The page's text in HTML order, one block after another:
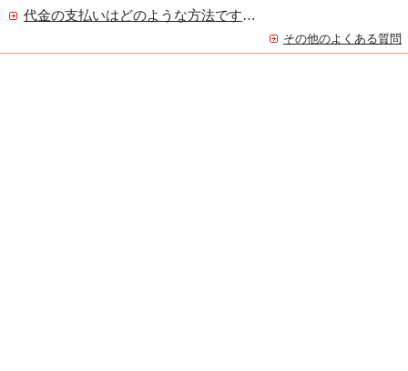
代金の支払いはどのような方法ですか？
その他のよくある質問